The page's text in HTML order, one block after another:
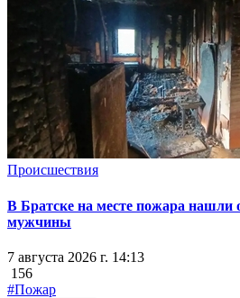
Происшествия
В Братске на месте пожара нашли
мужчины
7 августа 2026 г. 14:13
156
#Пожар